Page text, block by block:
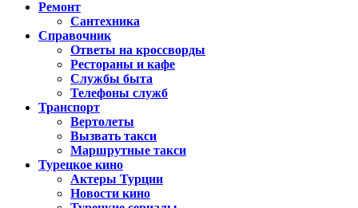
Ремонт
Сантехника
Справочник
Ответы на кроссворды
Рестораны и кафе
Службы быта
Телефоны служб
Транспорт
Вертолеты
Вызвать такси
Маршрутные такси
Турецкое кино
Актеры Турции
Новости кино